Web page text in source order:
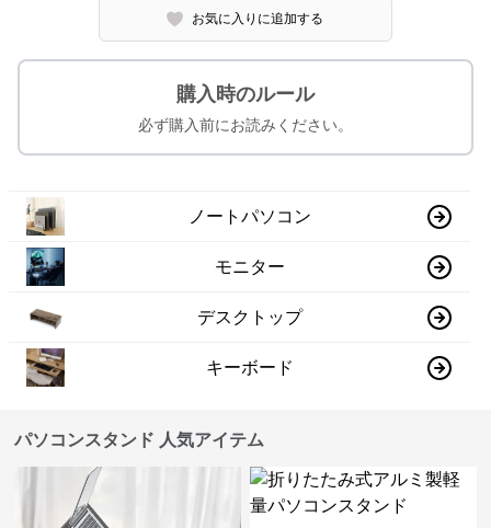
お気に入りに追加する
購入時のルール
必ず購入前にお読みください。
ノートパソコン
モニター
デスクトップ
キーボード
パソコンスタンド 人気アイテム